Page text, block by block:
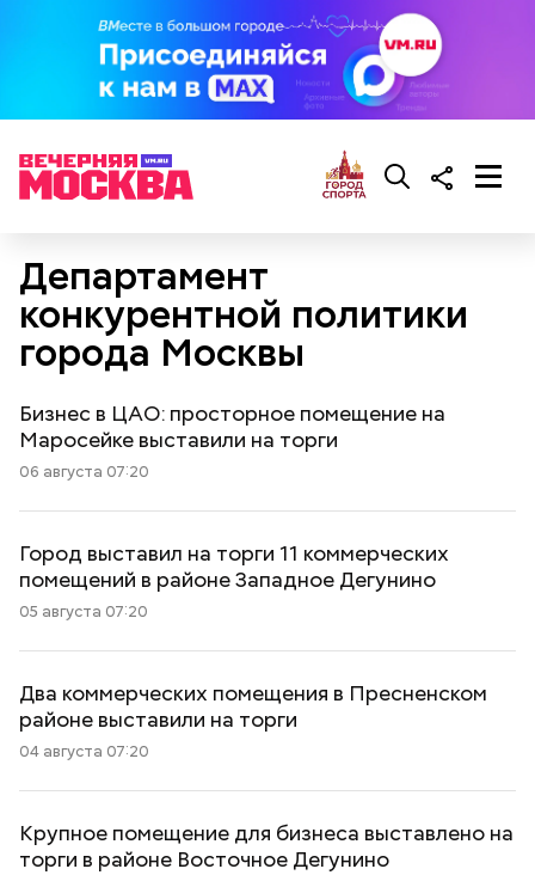
Департамент
конкурентной политики
города Москвы
Бизнес в ЦАО: просторное помещение на
Маросейке выставили на торги
06 августа 07:20
Город выставил на торги 11 коммерческих
помещений в районе Западное Дегунино
05 августа 07:20
Два коммерческих помещения в Пресненском
районе выставили на торги
04 августа 07:20
Крупное помещение для бизнеса выставлено на
торги в районе Восточное Дегунино